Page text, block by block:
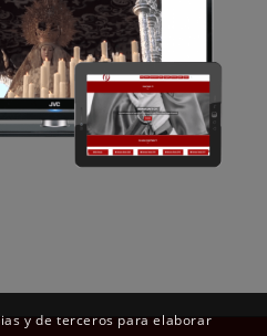
y de terceros para elaborar